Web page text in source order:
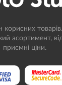
корисних
асортимент,
приємні ціни.